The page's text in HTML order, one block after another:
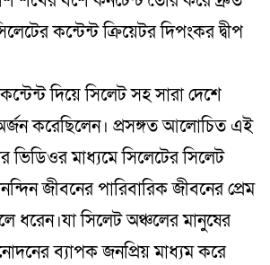
কন্টেন্ট ক্রিয়েটর দিপংকর দ্বীপ
দিয়ে সিলেট সহ সারা দেশে
করেছিলেন। প্রসঙ্গত আলোচিত এই
ভিডিওর মাধ্যমে সিলেটের সিলেট
জীবনের পারিবারিক জীবনের প্রেম
ধরেন।যা সিলেট অঞ্চলের মানুষের
ব্যাপক জনপ্রিয় মাধ্যম করে